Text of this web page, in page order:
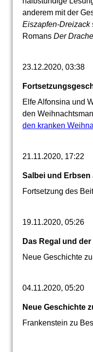
anderem mit der
Eiszapfen-Dreizack
Romans Der
23.12.2020, 03:38
Elfe Alfonsina und
den
den kranken
21.11.2020, 17:22
Salbei und Erbsen
Fortsetzung des
19.11.2020, 05:26
Das Regal und
Neue Geschichte
04.11.2020, 05:20
Neue Geschichte
Frankenstein zu